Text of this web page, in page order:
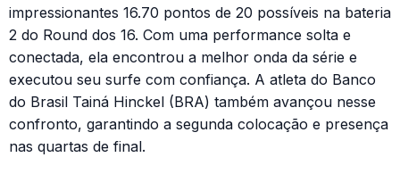
impressionantes 16.70 pontos de 20 possíveis na bateria
2 do Round dos 16. Com uma performance solta e
conectada, ela encontrou a melhor onda da série e
executou seu surfe com confiança. A atleta do Banco
do Brasil Tainá Hinckel (BRA) também avançou nesse
confronto, garantindo a segunda colocação e presença
nas quartas de final.